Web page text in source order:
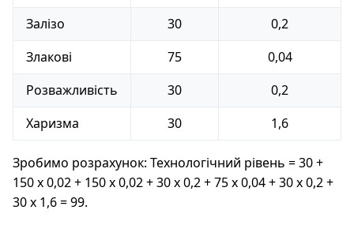
Залізо
30
0,2
Злакові
75
0,04
Розважливість
30
0,2
Харизма
30 1,6
Зробимо розрахунок: Технологічний рівень = 30 +
150 x 0,02 + 150 x 0,02 + 30 x 0,2 + 75 x 0,04 + 30 x 0,2 +
30 x 1,6 = 99.